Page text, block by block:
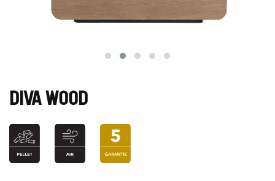
DIVA WOOD